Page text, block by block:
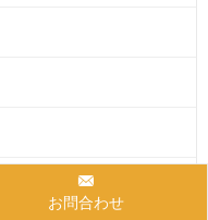
お問合わせ